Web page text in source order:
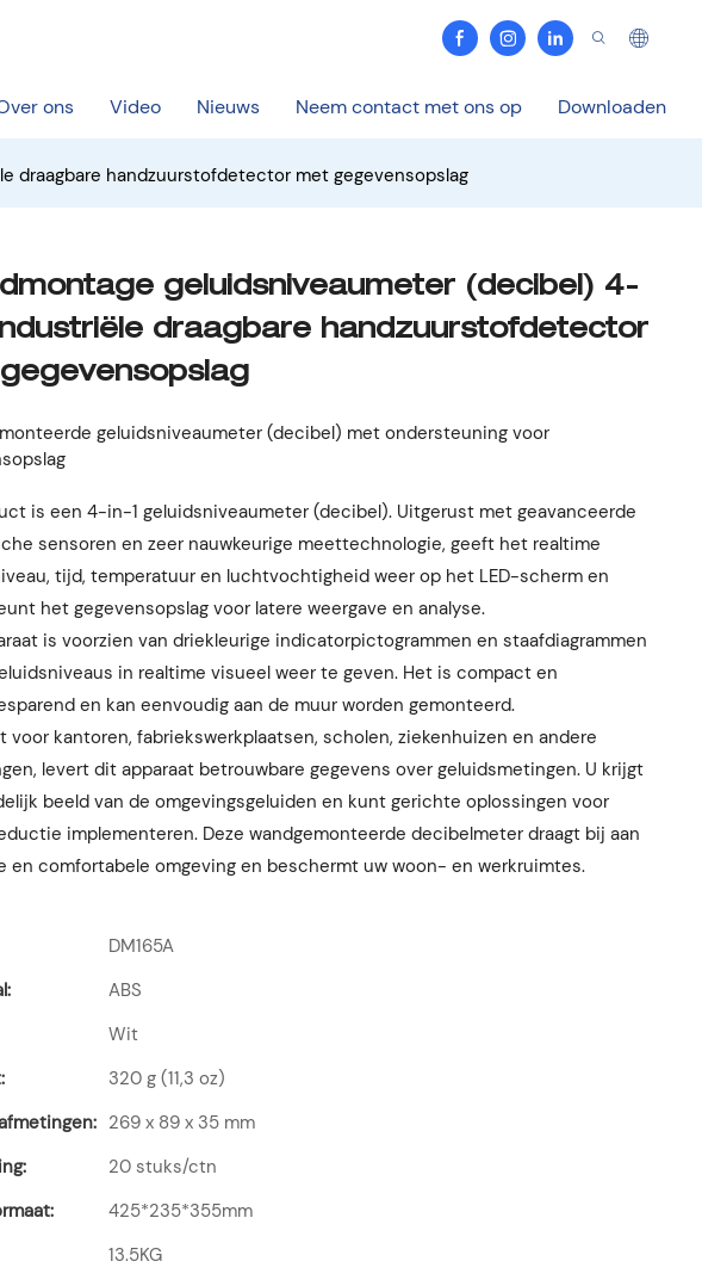
ons Video Nieuws Neem contact met ons op Downloaden
draagbare handzuurstofdetector met gegevensopslag
geluidsniveaumeter (decibel) 4-
draagbare handzuurstofdetector
geluidsniveaumeter (decibel) met ondersteuning voor
is een 4-in-1 geluidsniveaumeter (decibel). Uitgerust met geavanceerde
sensoren en zeer nauwkeurige meettechnologie, geeft het realtime
tijd, temperatuur en luchtvochtigheid weer op het LED-scherm en
het gegevensopslag voor latere weergave en analyse.
is voorzien van driekleurige indicatorpictogrammen en staafdiagrammen
in realtime visueel weer te geven. Het is compact en
en kan eenvoudig aan de muur worden gemonteerd.
voor kantoren, fabriekswerkplaatsen, scholen, ziekenhuizen en andere
levert dit apparaat betrouwbare gegevens over geluidsmetingen. U krijgt
beeld van de omgevingsgeluiden en kunt gerichte oplossingen voor
implementeren. Deze wandgemonteerde decibelmeter draagt ​​bij aan
en comfortabele omgeving en beschermt uw woon- en werkruimtes.
DM165A
ABS
Wit
320 g (11,3 oz)
269 x 89 x 35 mm
20 stuks/ctn
425*235*355mm
13.5KG